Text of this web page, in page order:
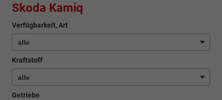
Skoda Kamiq
Verfügbarkeit, Art
Kraftstoff
Getriebe